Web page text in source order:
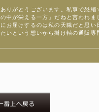
りがとうございます。私事で恐縮
中が栄える一方」だねと言われま
お届けするのは私の天職だと思い
いという想いから掛け軸の通販専